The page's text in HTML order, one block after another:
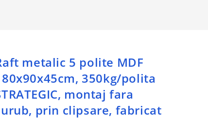
metalic 5 polite MDF
350kg/polita
montaj fara
prin clipsare, fabricat